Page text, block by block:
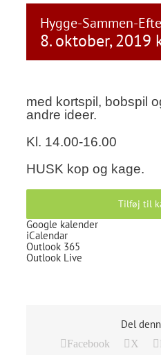
Hygge-Sammen-
8. oktober, 2019
med kortspil, bobspil
andre ideer.
Kl. 14.00-16.00
HUSK kop og kage.
Tilføj til
Google kalender
iCalendar
Outlook 365
Outlook Live
Del
Facebook X